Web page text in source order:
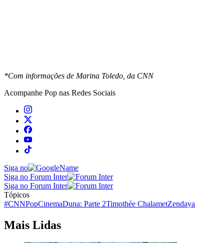
*Com informações de Marina Toledo, da CNN
Acompanhe Pop nas Redes Sociais
Siga no
Siga no Forum Inter
Siga no Forum Inter
Tópicos
#CNNPopCinemaDuna: Parte 2Timothée ChalametZendaya
Mais Lidas